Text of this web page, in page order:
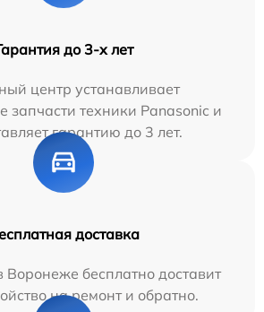
до 3-х лет
центр устанавливает
запчасти техники Panasonic и
гарантию до 3 лет.
доставка
бесплатно доставит
на ремонт и обратно.